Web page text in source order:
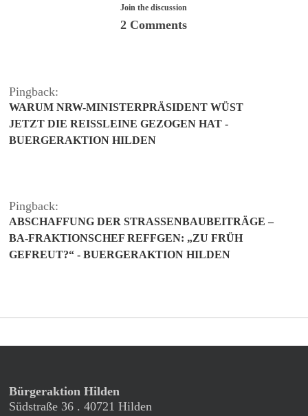
Join the discussion
2 Comments
Pingback:
WARUM NRW-MINISTERPRÄSIDENT WÜST
JETZT DIE REISSLEINE GEZOGEN HAT - B
UERGERAKTION HILDEN
Pingback:
ABSCHAFFUNG DER STRASSENBAUBEITRÄGE –
BA-FRAKTIONSCHEF REFFGEN: „ZU FRÜH
GEFREUT?“ - BUERGERAKTION HILDEN
Bürgeraktion Hilden
Südstraße 36 . 40721 Hilden